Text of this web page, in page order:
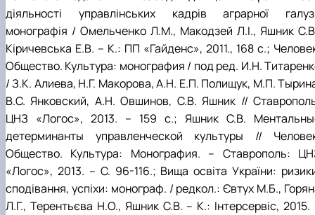
діяльності управлінських кадрів аграрної
монографія / Омельченко Л.М., Макодзей Л.І., Яшник
Кіричевська Е.В. – К.: ПП «Гайденс», 2011., 168 с.;
Общество. Культура: монография / под ред. И.Н.
/ З.К. Алиева, Н.Г. Макорова, А.Н. Е.П. Полищук, М.П.
В.С. Янковский, А.Н. Овшинов, С.В. Яшник //
ЦНЗ «Логос», 2013. – 159 с.; Яшник С.В.
детерминанты управленческой культуры //
Общество. Культура: Монография. – Ставрополь:
«Логос», 2013. – С. 96-116.; Вища освіта України:
сподівання, успіхи: монограф. / редкол.: Євтух М.Б.,
Л.Г., Терентьєва Н.О., Яшник С.В. – К.: Інтерсервіс, 2015.